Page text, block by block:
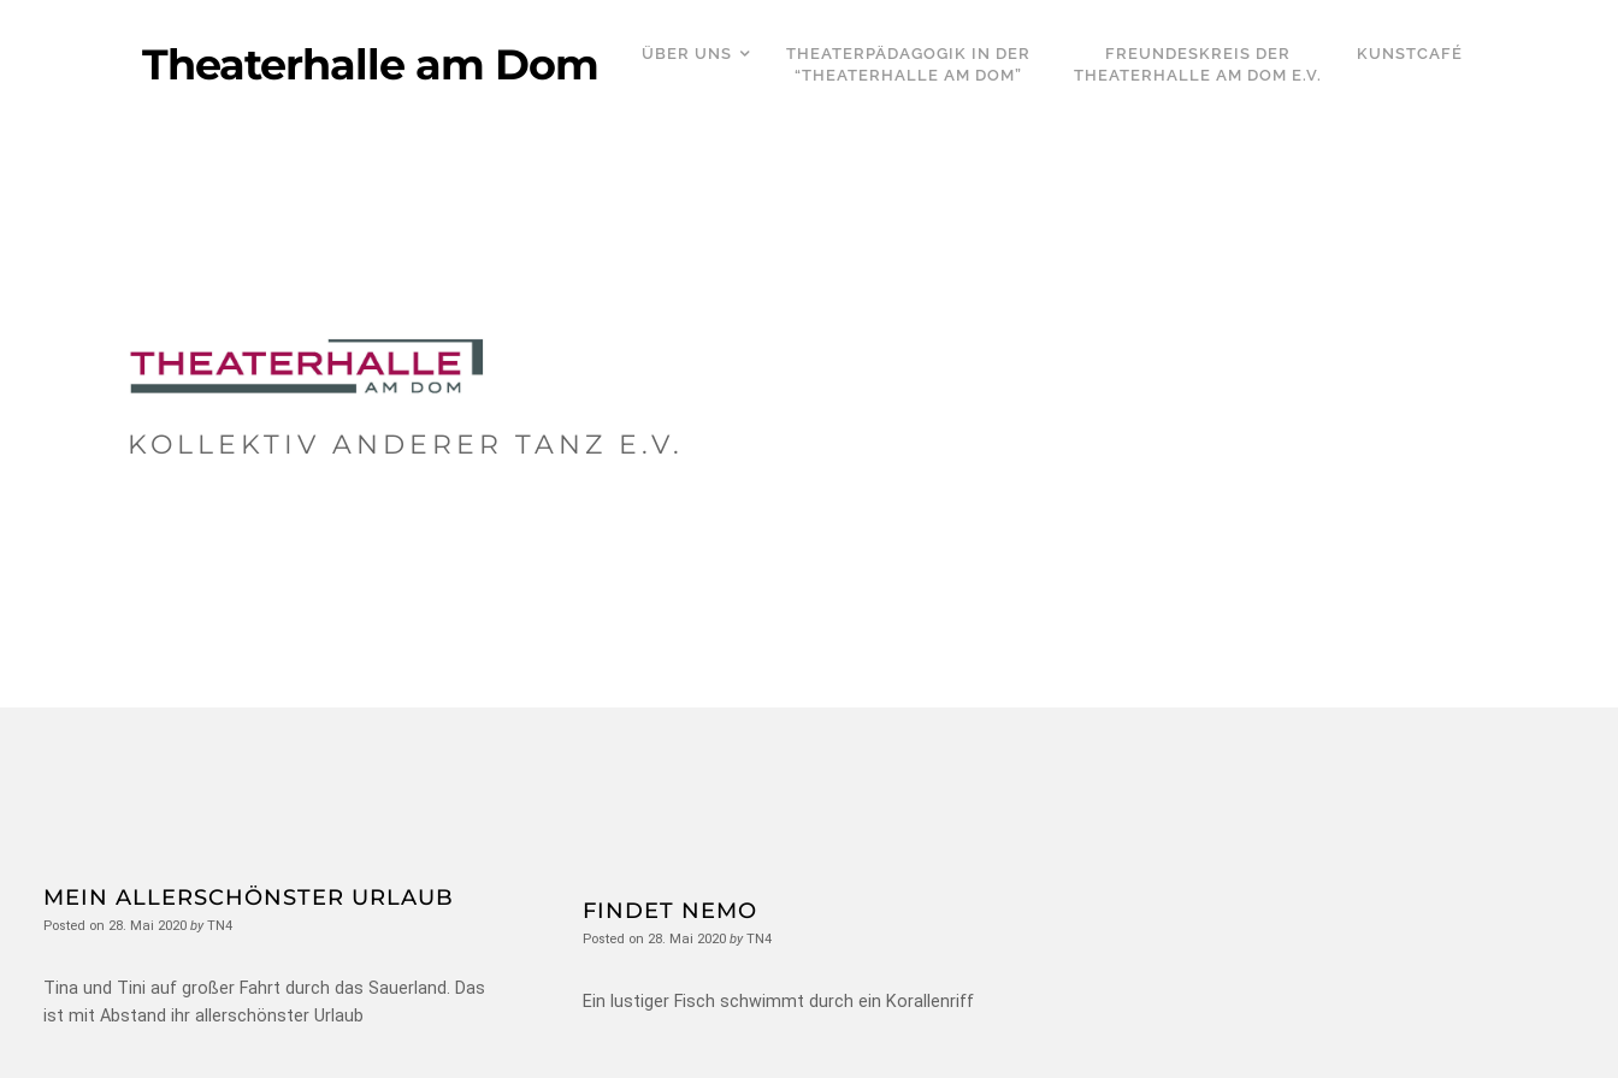
Theaterhalle am Dom ÜBER UNS
THEATERPÄDAGOGIK IN DER
“THEATERHALLE AM DOM”
FREUNDESKREIS DER
THEATERHALLE AM DOM E.V.
KUNSTCAFÉ
KOLLEKTIV ANDERER TANZ E.V.
MEIN ALLERSCHÖNSTER URLAUB
Posted on 28. Mai 2020 byTN4
Tina und Tini auf großer Fahrt durch das Sauerland. Das
ist mit Abstand ihr allerschönster Urlaub
FINDET NEMO
Posted on 28. Mai 2020 byTN4
Ein lustiger Fisch schwimmt durch ein Korallenriff